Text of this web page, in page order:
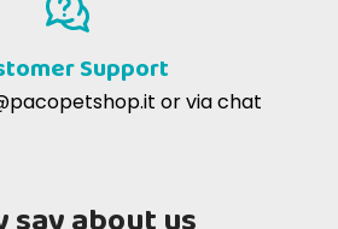
Support
or via chat